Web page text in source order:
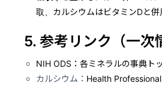
取、カルシウムはビタミンDと併
5. 参考リンク（一次
NIH ODS：各ミネラルの事典ト
カルシウム： Health Professional